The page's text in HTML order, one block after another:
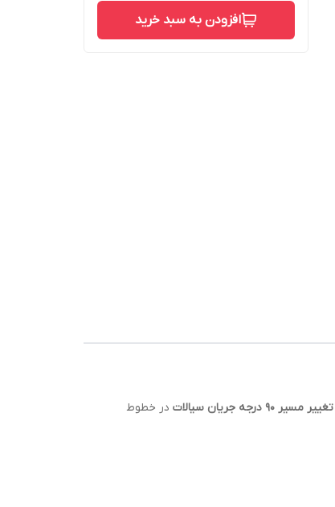
افزودن به سبد خرید
تغییر مسیر ۹۰ درجه جریان سیالات
در خطوط